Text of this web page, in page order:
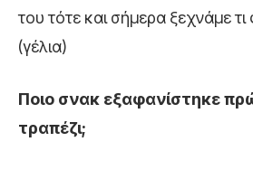
του τότε και σήμερα ξεχνάμε
(γέλια)
Ποιο σνακ εξαφανίστηκε
τραπέζι;